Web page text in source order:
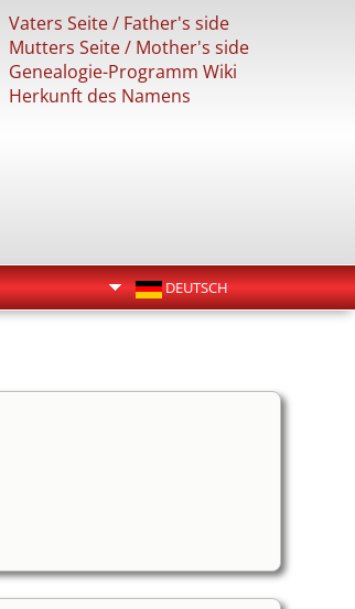
Vaters Seite / Father's side
Mutters Seite / Mother's side
Genealogie-Programm Wiki
Herkunft des Namens
DEUTSCH